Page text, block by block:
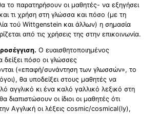
θα το παρατηρήσουν οι μαθητές- να εξηγήσει
και τι χρήση στη γλώσσα και πόσο (με τη
τού Wittgenstein και άλλων) η σημασία
από τις χρήσεις της στην επικοινωνία.
Ο ευαισθητοποιημένος
δείξει πόσο οι γλώσσες
(«επαφή/συνάντηση των γλωσσών», το
θα υποδείξει στους μαθητές να
αγγλικό κι ένα καλό γαλλικό λεξικό στη
διαπιστώσουν οι ίδιοι οι μαθητές ότι
Αγγλική οι λέξεις cosmic/cosmical(ly),